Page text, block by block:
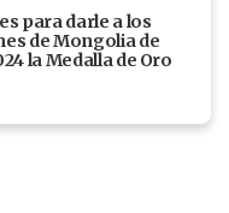
para darle a los
de Mongolia de
la Medalla de Oro